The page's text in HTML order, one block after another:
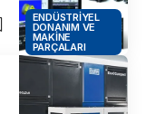
ENDÜSTRIYEL
DONANIM VE
MAKINE
PARÇALARI